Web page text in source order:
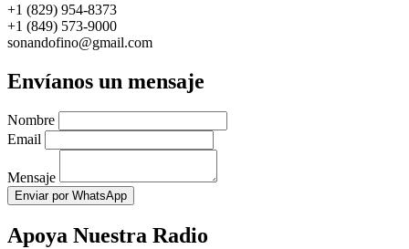
+1 (829) 954-8373
+1 (849) 573-9000
sonandofino@gmail.com
Envíanos un mensaje
Nombre
Email
Mensaje
Enviar por WhatsApp
Apoya Nuestra Radio